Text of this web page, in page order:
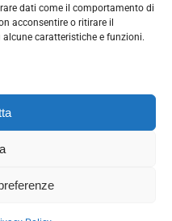
dati come il comportamento di
acconsentire o ritirare il
caratteristiche e funzioni.
i Suoi dati personali.
scrivere a
Etico, consultabile al seguente link:
Etico